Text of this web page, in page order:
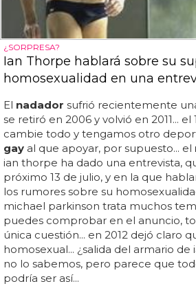
¿SORPRESA?
Ian Thorpe hablará sobre su
homosexualidad en una
El nadador sufrió recientemente
se retiró en 2006 y volvió en 2011... el
cambie todo y tengamos otro
gay al que apoyar, por supuesto... el
ian thorpe ha dado una entrevista,
próximo 13 de julio, y en la que
los rumores sobre su
michael parkinson trata muchos
puedes comprobar en el anuncio,
única cuestión... en 2012 dejó claro
homosexual... ¿salida del armario
no lo sabemos, pero parece que
podría ser así...